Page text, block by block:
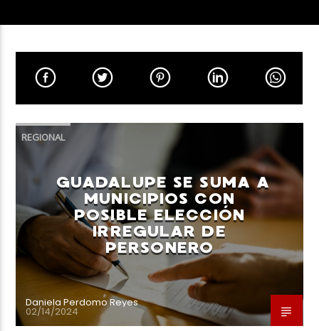
TÍTULO
Neiva Estereo
REGIONAL
GUADALUPE SE SUMA A
MUNICIPIOS CON
POSIBLE ELECCIÓN
IRREGULAR DE
PERSONERO
Daniela Perdomo Reyes
02/14/2024